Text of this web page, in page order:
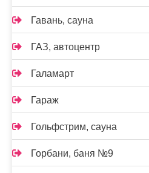
Гавань, сауна
ГАЗ, автоцентр
Галамарт
Гараж
Гольфстрим, сауна
Горбани, баня №9